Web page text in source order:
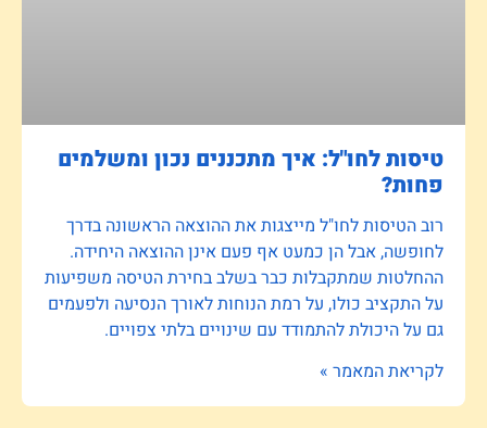
טיסות לחו"ל: איך מתכננים נכון ומשלמים
פחות?
רוב הטיסות לחו"ל מייצגות את ההוצאה הראשונה בדרך
לחופשה, אבל הן כמעט אף פעם אינן ההוצאה היחידה.
ההחלטות שמתקבלות כבר בשלב בחירת הטיסה משפיעות
על התקציב כולו, על רמת הנוחות לאורך הנסיעה ולפעמים
גם על היכולת להתמודד עם שינויים בלתי צפויים.
לקריאת המאמר »